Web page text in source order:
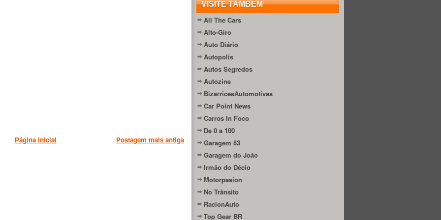
Postagem mais antiga
Página inicial
VISITE TAMBÉM
All The Cars
Alto-Giro
Auto Diário
Autopolis
Autos Segredos
Autozine
BizarricesAutomotivas
Car Point News
Carros In Foco
De 0 a 100
Garagem 83
Garagem do João
Irmão do Décio
Motorpasion
No Trânsito
RacionAuto
Top Gear BR